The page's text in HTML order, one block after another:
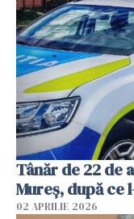
Tânăr de 22 de
Mureș, după ce
02 APRILIE 2026